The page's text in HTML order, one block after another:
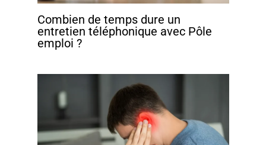
Combien de temps dure un
entretien téléphonique avec Pôle
emploi ?